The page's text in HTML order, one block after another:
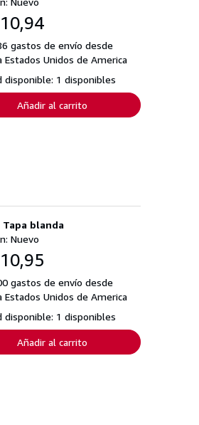
gastos de envío desde
Estados Unidos de America
disponible: 1 disponibles
Añadir al carrito
Tapa blanda
Nuevo
gastos de envío desde
Estados Unidos de America
disponible: 1 disponibles
Añadir al carrito